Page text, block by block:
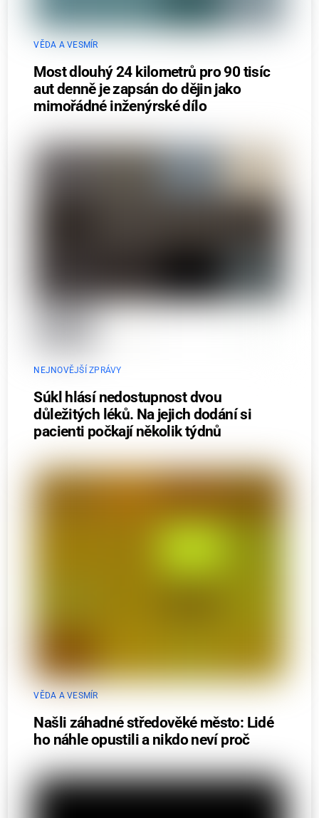
VĚDA A VESMÍR
Most dlouhý 24 kilometrů pro 90 tisíc
aut denně je zapsán do dějin jako
mimořádné inženýrské dílo
NEJNOVĚJŠÍ ZPRÁVY
Súkl hlásí nedostupnost dvou
důležitých léků. Na jejich dodání si
pacienti počkají několik týdnů
VĚDA A VESMÍR
Našli záhadné středověké město: Lidé
ho náhle opustili a nikdo neví proč